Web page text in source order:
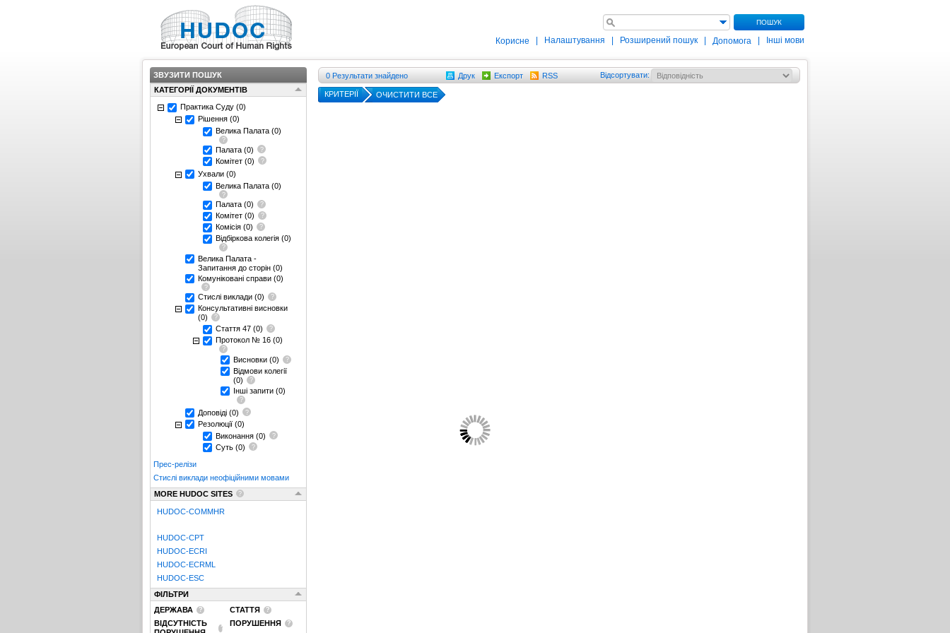
ПОШУК
Корисне Налаштування Розширений пошук Допомога Інші мови
ЗВУЗИТИ ПОШУК
КАТЕГОРІЇ ДОКУМЕНТІВ
Практика Суду (0)
Рішення (0)
Велика Палата (0)
Палата (0)
Комітет (0)
Ухвали (0)
Велика Палата (0)
Палата (0)
Комітет (0)
Комісія (0)
Відбіркова колегія (0)
Велика Палата -
Запитання до сторін (0)
Комуніковані справи (0)
Стислі виклади (0)
Консультативні висновки
(0)
Стаття 47 (0)
Протокол № 16 (0)
Висновки (0)
Відмови колегії
(0)
Інші запити (0)
Доповіді (0)
Резолюції (0)
Виконання (0)
Суть (0)
Прес-релізи
Стислі виклади неофіційними мовами
MORE HUDOC SITES
HUDOC-COMMHR
HUDOC-CPT
HUDOC-ECRI
HUDOC-ECRML
HUDOC-ESC
ФІЛЬТРИ
ДЕРЖАВА
СТАТТЯ
ВІДСУТНІСТЬ
ПОРУШЕННЯ
0 Результати знайдено Друк Експорт RSS Відсортувати:
КРИТЕРІЇ ОЧИСТИТИ ВСЕ